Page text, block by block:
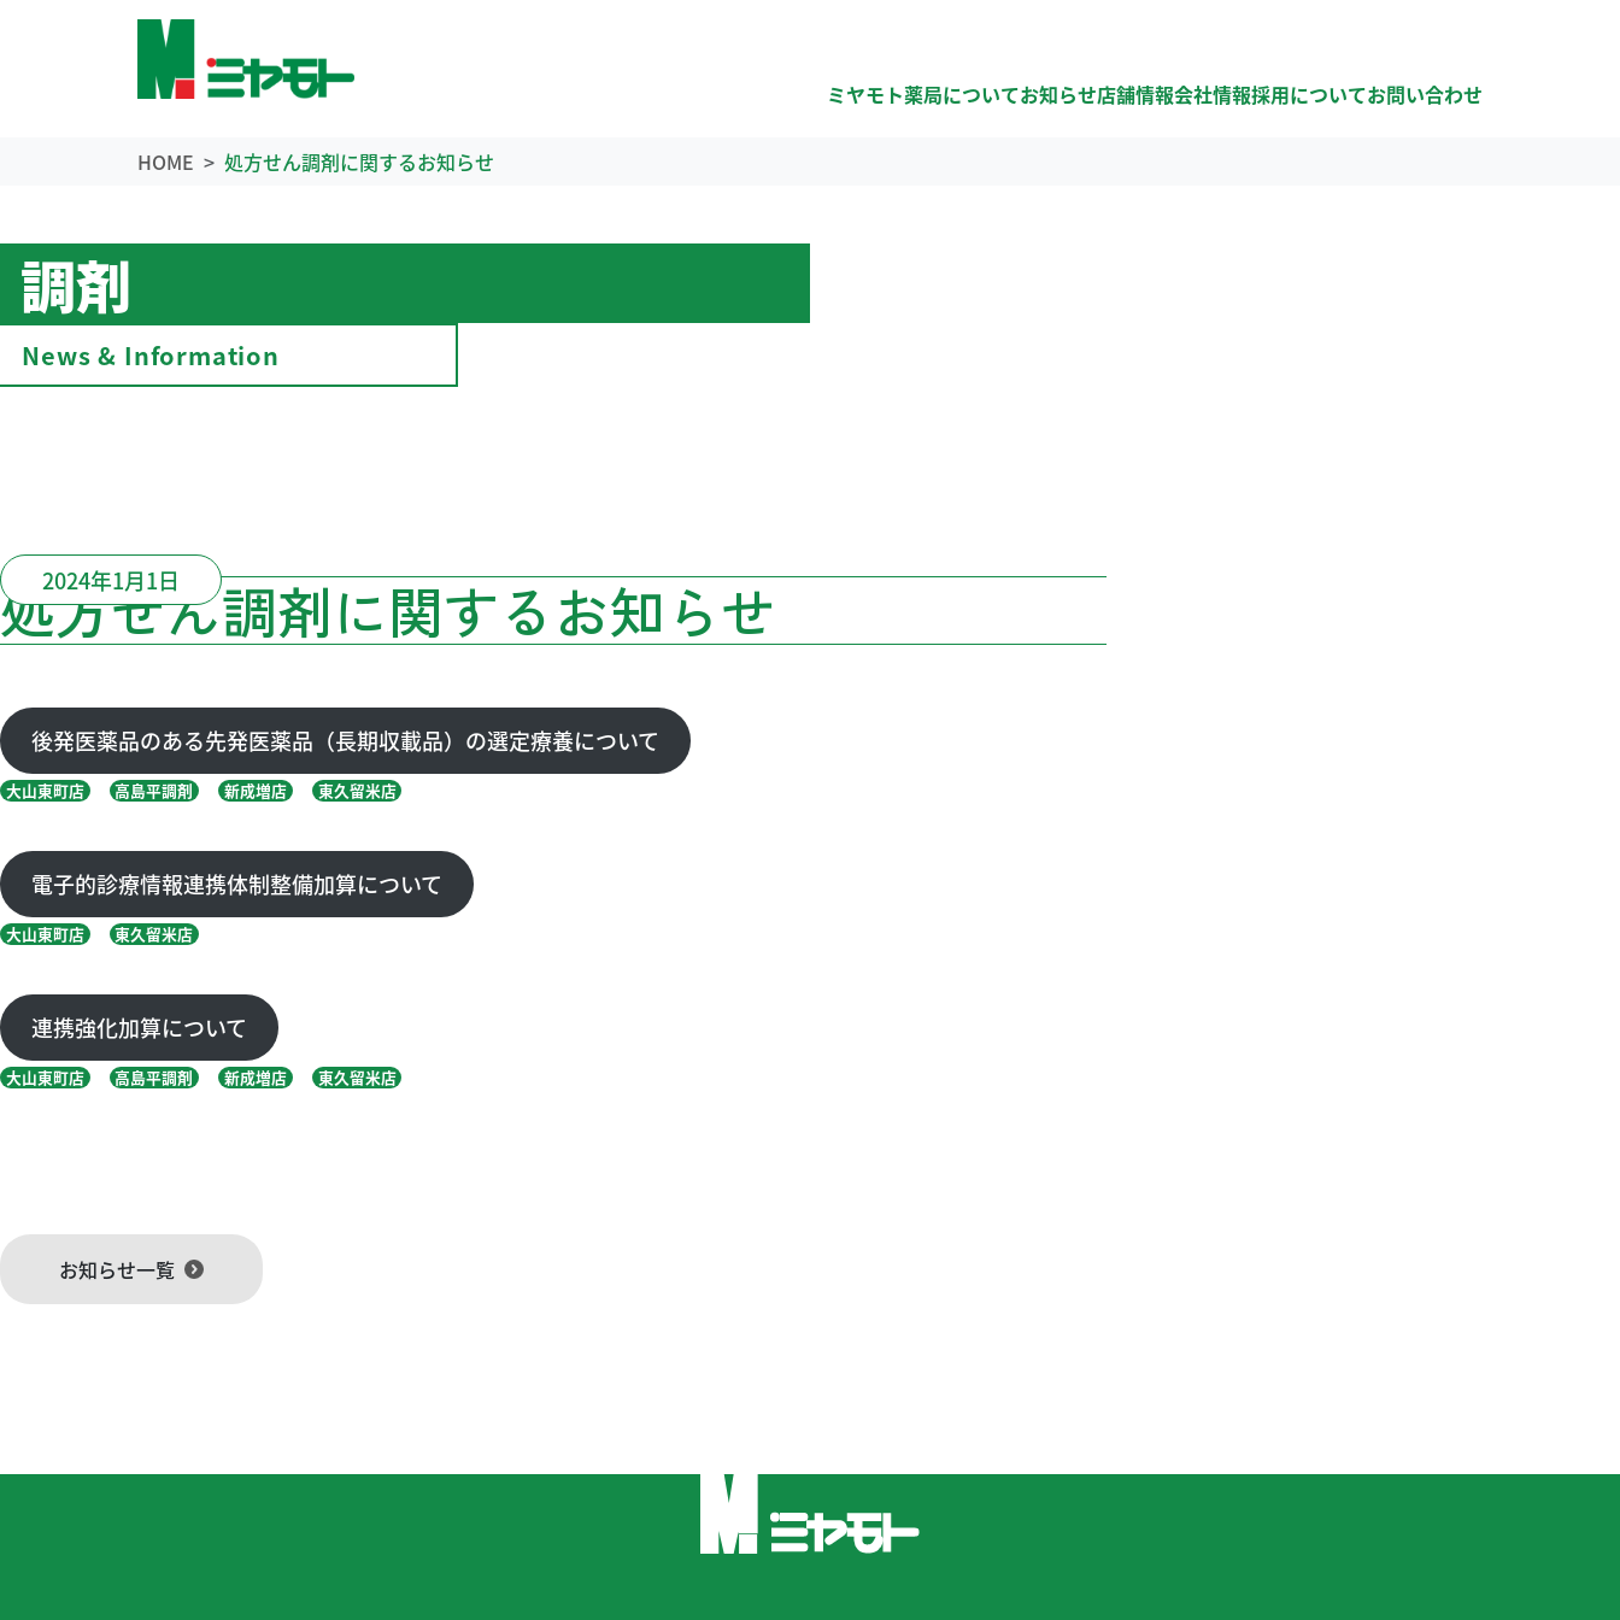
ミヤモト薬局についてお知らせ店舗情報会社情報採用についてお問い合わせ
HOME 処方せん調剤に関するお知らせ
調剤
News & Information
処方せん調剤に関するお知らせ
2024年1月1日
後発医薬品のある先発医薬品 （長期収載品）の選定療養について
大山東町店 高島平調剤 新成増店 東久留米店
電子的診療情報連携体制整備加算について
大山東町店 東久留米店
連携強化加算について
大山東町店 高島平調剤 新成増店 東久留米店
お知らせ一覧